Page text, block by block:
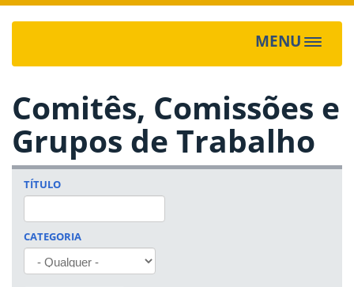
MENU Toggle
Comitês, Comissões e
Grupos de Trabalho
TÍTULO
CATEGORIA